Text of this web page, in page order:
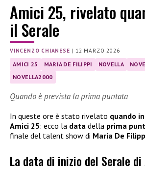
Amici 25, rivelato
il Serale
VINCENZO CHIANESE | 12 MARZO 2026
AMICI 25 MARIA DE FILIPPI NOVELLA
NOVELLA2000
Quando è prevista la prima puntata
In queste ore è stato rivelato quando
Amici 25: ecco la data della prima
finale del talent show di Maria De
La data di inizio del Serale